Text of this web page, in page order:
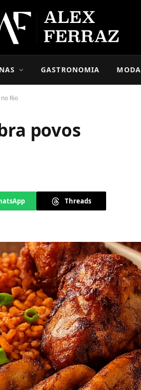
GASTRONOMIA MODA
Rio
povos
Threads